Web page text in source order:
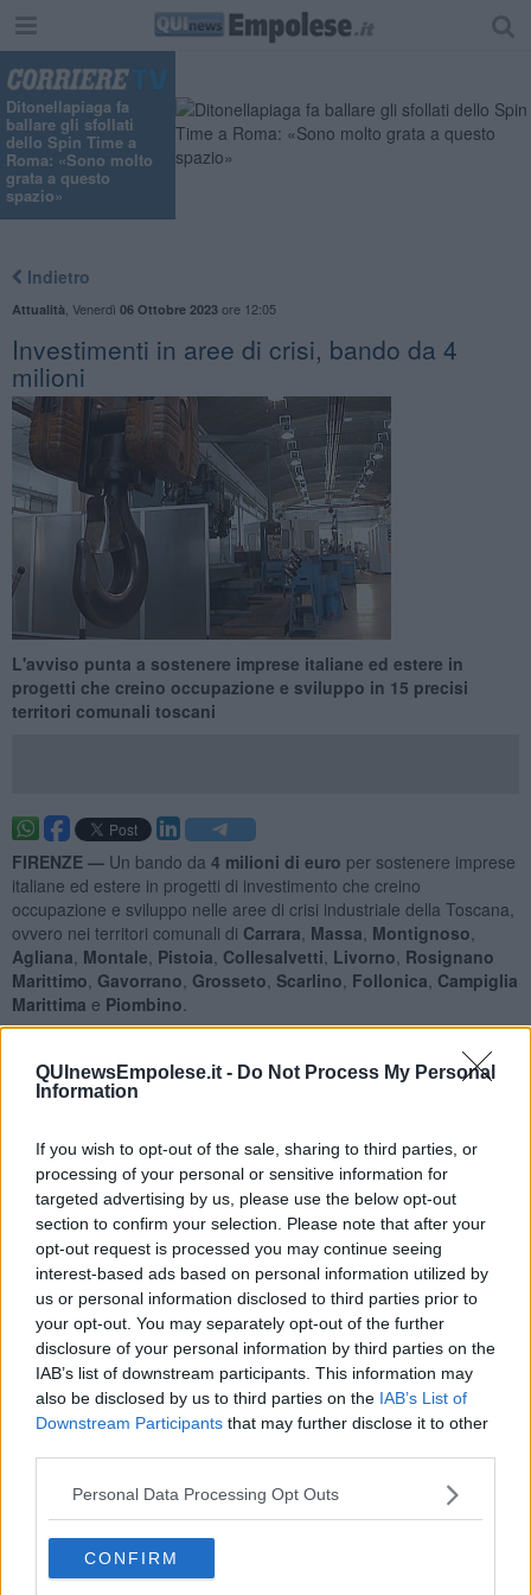
QUInewsEmpolese.it - Do Not Process My Personal
Information
If you wish to opt-out of the sale, sharing to third parties, or
processing of your personal or sensitive information for
targeted advertising by us, please use the below opt-out
section to confirm your selection. Please note that after your
opt-out request is processed you may continue seeing
interest-based ads based on personal information utilized by
us or personal information disclosed to third parties prior to
your opt-out. You may separately opt-out of the further
disclosure of your personal information by third parties on the
IAB’s list of downstream participants. This information may
also be disclosed by us to third parties on the IAB’s List of
Downstream Participants that may further disclose it to other
Personal Data Processing Opt Outs
CONFIRM
Ditonellapiaga fa
ballare gli sfollati
dello Spin Time a
Roma: «Sono molto
grata a questo
spazio»
Indietro
Attualità Venerdì 06 Ottobre 2023ore 12:05
Investimenti in aree di crisi, bando da 4
milioni
L'avviso punta a sostenere imprese italiane ed estere in
progetti che creino occupazione e sviluppo in 15 precisi
territori comunali toscani
FIRENZE — Un bando da 4 milioni di euro per sostenere imprese
italiane ed estere in progetti di investimento che creino
occupazione e sviluppo nelle aree di crisi industriale della Toscana,
ovvero nei territori comunali di Carrara Massa Montignoso
Agliana Montale Pistoia Collesalvetti Livorno Rosignano
Marittimo Gavorrano Grosseto Scarlino Follonica Campiglia
Marittima e Piombino
industriale toscanesi apre lunedì prossimo 9 Ottobre e le
domande potranno essere presentate attraverso il sito di Sviluppo
"Obiettivo del bando - spiega una nota della Regione Toscana - è
dare sostegno agliinvestimenti di Pmi e Grandi Imprese
attraverso la raccolta di manifestazioni di interesse per progetti di
investimento di imprese italiane ed estere e di imprese attive in
Toscana".
soggetti ai quali è rivolto il bandosono micro, piccole e medie
imprese, in forma singola o associata, e le grandi imprese. Tutte
devono avere sede legale e/o unità locale in Toscana ed operare
nei settori del manifatturiero e del turismo.
territori interessati, vale a dire i territori comunali di cui sopra,
finalità regionale approvata dalla commissione europea che
possono godere delle esenzioni previste dall'articolo 107.3.c del
Tfue (Trattato sul funzionamento dell'Unione europea) e in cui
insista anche la condizione di crisi industriale complessa e non